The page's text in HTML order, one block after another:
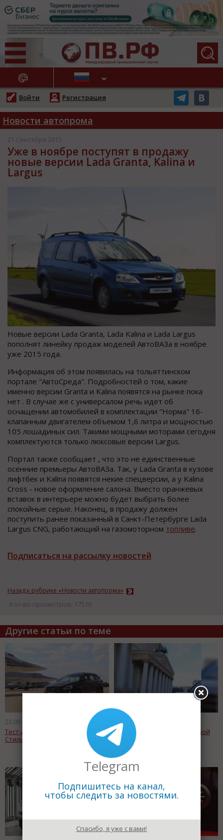
НОВОСТИ
Войти Регистрация
Новости автопрома
21 Сентября 2015
Уже в ноябре поступят в продажу
новые версии Lada Granta, Kalina и
Largus
Новые версии Lada Granta, Lada Kalina и Lada Largus
пополнят линейку продаж моделей АвтоВАЗа в ноябре
уже 2015 года.
Информация об этом появилась на тольяттинском
портале "АвтоСреда". Подробностей о том, какие
именно версии Granta и Kalina появятся на рынке пока
нет . В случае же с универсалом речь идет об
оснащении автомобилей в комплектации "Норма" 16-
клапанным двигателем объемом 1,6 литра и мощностью
105 лошадиных сил. Такими мощными моторами сегодня
комплектуются только люксовые версии Largus.
Портал также сообщает , что это не единственные
осенние премьеры АвтоВАЗа. Так, у Lada Granta в кузове
лифтбек и Kalina появятся некие спецверсии, а у Kalina
Cross - новое оформление салона. Вместо оранжевых
вставок в интерьере можно будет выбрать более
спокойные серые. Наконец, в продажу должен
поступить ранее показанный в Санкт-Петербурге Lada
Largus CNG, работающий на газомоторном топливе.
Подписаться на рассылку новостей
Назад к рубрике «Новости автопрома»
Кол-во просмотров: 17510
Другие статьи по теме
23.09.2015
Тест-драйв Volvo XC60:
Стильный помощник
23.09.2015
Тест-драйв Haval H9: Большой
как "Большой"
Telegram
Подпишитесь на канал,
чтобы следить за новостями.
Спасибо, я уже с вами!